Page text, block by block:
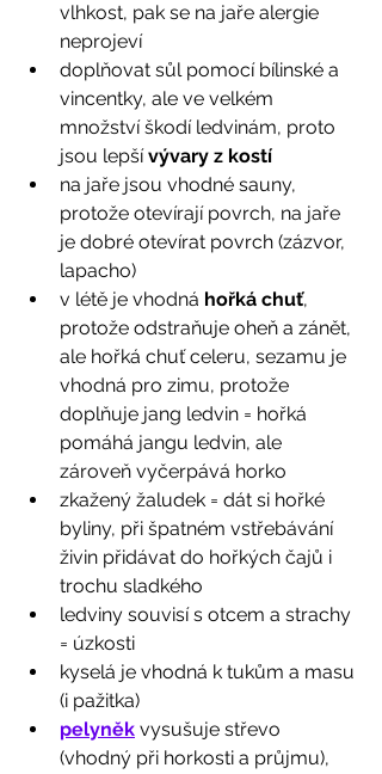
vlhkost, pak se na jaře alergie
neprojeví
doplňovat sůl pomocí bílinské a
vincentky, ale ve velkém
množství škodí ledvinám, proto
jsou lepší vývary z kostí
na jaře jsou vhodné sauny,
protože otevírají povrch, na jaře
je dobré otevírat povrch (zázvor,
lapacho)
v létě je vhodná hořká chuť,
protože odstraňuje oheň a zánět,
ale hořká chuť celeru, sezamu je
vhodná pro zimu, protože
doplňuje jang ledvin = hořká
pomáhá jangu ledvin, ale
zároveň vyčerpává horko
zkažený žaludek = dát si hořké
byliny, při špatném vstřebávání
živin přidávat do hořkých čajů i
trochu sladkého
ledviny souvisí s otcem a strachy
= úzkosti
kyselá je vhodná k tukům a masu
(i pažitka)
pelyněk vysušuje střevo
(vhodný při horkosti a průjmu),